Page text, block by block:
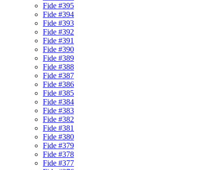
Fide #395
Fide #394
Fide #393
Fide #392
Fide #391
Fide #390
Fide #389
Fide #388
Fide #387
Fide #386
Fide #385
Fide #384
Fide #383
Fide #382
Fide #381
Fide #380
Fide #379
Fide #378
Fide #377